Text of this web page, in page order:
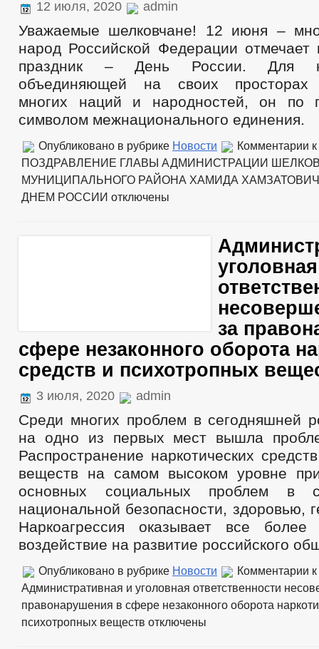
12 июля, 2020 admin
Уважаемые шелковчане! 12 июня –
народ Российской Федерации отмечает
праздник – День России. Для
объединяющей на своих просторах
многих наций и народностей, он по
символом межнационального единения.
Опубликовано в рубрике Новости Комментарии
ПОЗДРАВЛЕНИЕ ГЛАВЫ АДМИНИСТРАЦИИ
МУНИЦИПАЛЬНОГО РАЙОНА ХАМИДА
ДНЕМ РОССИИ отключены
уголовная
за
сфере незаконного оборота
средств и психотропных
3 июля, 2020 admin
Среди многих проблем в сегодняшней
на одно из первых мест вышла
Распространение наркотических
веществ на самом высоком уровне
основных социальных проблем в
национальной безопасности, здоровью,
Наркоагрессия оказывает все более
воздействие на развитие российского
Опубликовано в рубрике Новости Комментарии
Административная и уголовная ответственности
правонарушения в сфере незаконного оборота
психотропных веществ отключены